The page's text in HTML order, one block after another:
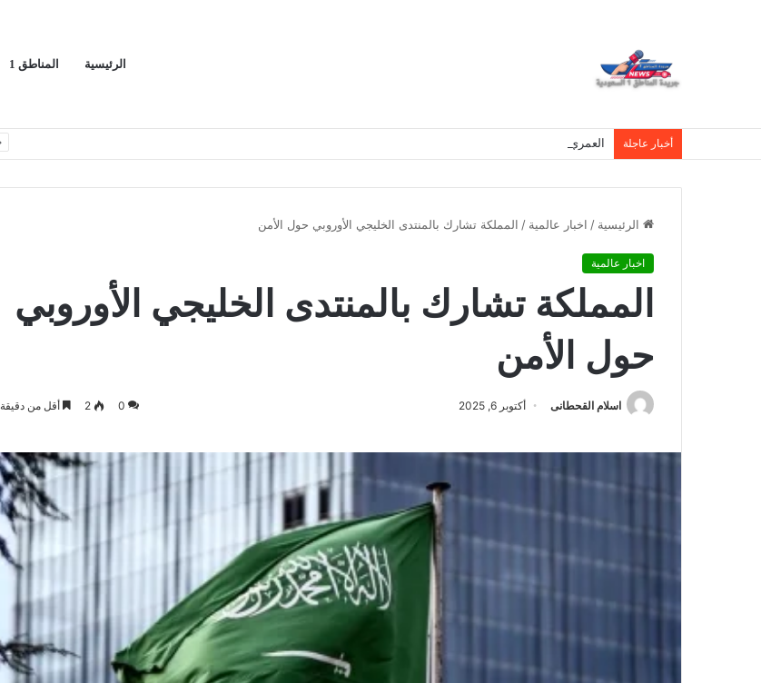
الرئيسية المناطق 1
أخبار عاجلة العمري : وكيلا بمنظمة الامم المتحدة للتدريب والاعلام ال UN MTC بالمملكة ودول الخليج العربي
الرئيسية / اخبار عالمية / المملكة تشارك بالمنتدى الخليجي الأوروبي حول الأمن
اخبار عالمية
المملكة تشارك بالمنتدى الخليجي الأوروبي
حول الأمن
اسلام القحطانى أكتوبر 6, 2025 0
2 أقل من دقيقة